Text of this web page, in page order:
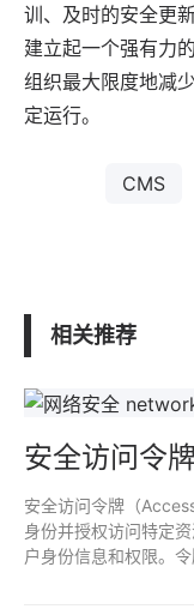
训、及时的安全更
建立起一个强有力
组织最大限度地减
定运行。
CMS
相关推荐
安全访问令
安全访问令牌（
身份并授权访问特定
户身份信息和权限。